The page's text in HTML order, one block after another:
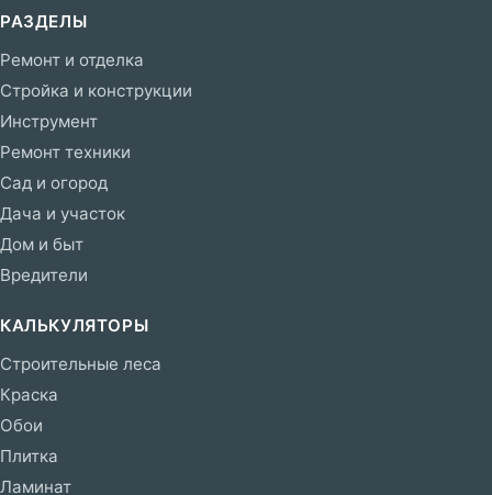
РАЗДЕЛЫ
Ремонт и отделка
Стройка и конструкции
Инструмент
Ремонт техники
Сад и огород
Дача и участок
Дом и быт
Вредители
КАЛЬКУЛЯТОРЫ
Строительные леса
Краска
Обои
Плитка
Ламинат